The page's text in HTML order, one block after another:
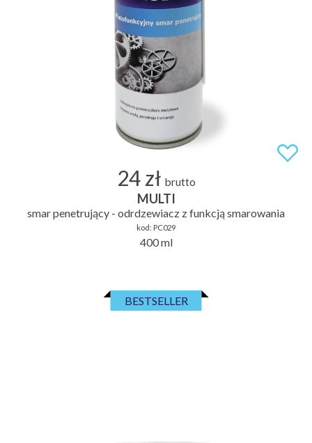
24 zł brutto
MULTI
smar penetrujący - odrdzewiacz z funkcją smarowania
kod: PC029
400 ml
BESTSELLER